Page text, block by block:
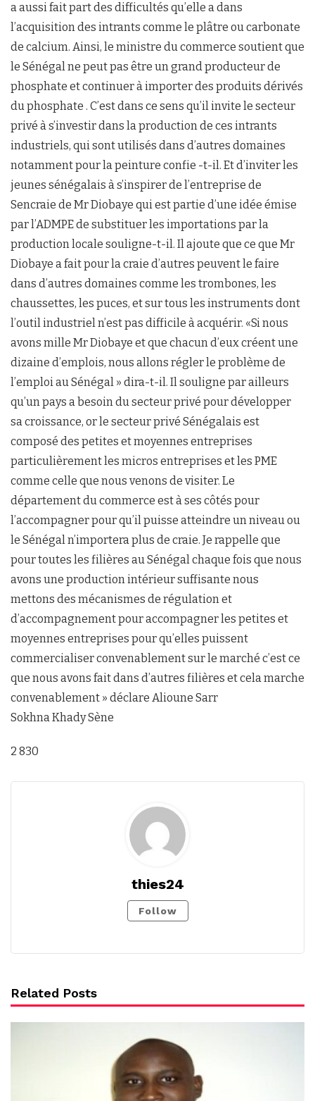
a aussi fait part des difficultés qu’elle a dans
l’acquisition des intrants comme le plâtre ou carbonate
de calcium. Ainsi, le ministre du commerce soutient que
le Sénégal ne peut pas être un grand producteur de
phosphate et continuer à importer des produits dérivés
du phosphate . C’est dans ce sens qu’il invite le secteur
privé à s’investir dans la production de ces intrants
industriels, qui sont utilisés dans d’autres domaines
notamment pour la peinture confie -t-il. Et d’inviter les
jeunes sénégalais à s’inspirer de l’entreprise de
Sencraie de Mr Diobaye qui est partie d’une idée émise
par l’ADMPE de substituer les importations par la
production locale souligne-t-il. Il ajoute que ce que Mr
Diobaye a fait pour la craie d’autres peuvent le faire
dans d’autres domaines comme les trombones, les
chaussettes, les puces, et sur tous les instruments dont
l’outil industriel n’est pas difficile à acquérir. «Si nous
avons mille Mr Diobaye et que chacun d’eux créent une
dizaine d’emplois, nous allons régler le problème de
l’emploi au Sénégal » dira-t-il. Il souligne par ailleurs
qu’un pays a besoin du secteur privé pour développer
sa croissance, or le secteur privé Sénégalais est
composé des petites et moyennes entreprises
particulièrement les micros entreprises et les PME
comme celle que nous venons de visiter. Le
département du commerce est à ses côtés pour
l’accompagner pour qu’il puisse atteindre un niveau ou
le Sénégal n’importera plus de craie. Je rappelle que
pour toutes les filières au Sénégal chaque fois que nous
avons une production intérieur suffisante nous
mettons des mécanismes de régulation et
d’accompagnement pour accompagner les petites et
moyennes entreprises pour qu’elles puissent
commercialiser convenablement sur le marché c’est ce
que nous avons fait dans d’autres filières et cela marche
convenablement » déclare Alioune Sarr
Sokhna Khady Sène
2 830
thies24
Follow
Related Posts